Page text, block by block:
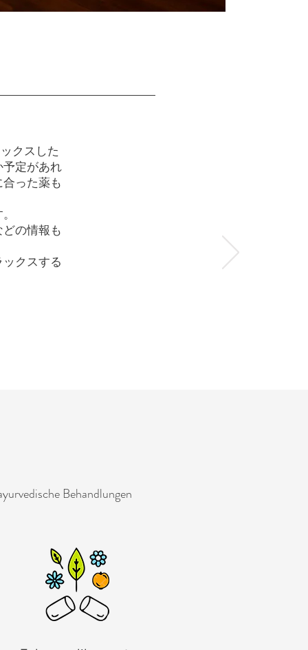
クスした
定があれ
った薬も
の情報も
クスする
Behandlungen